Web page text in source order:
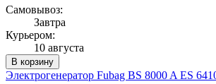
Самовывоз:
Завтра
Курьером:
10 августа
В корзину
Электрогенератор Fubag BS 8000 A ES